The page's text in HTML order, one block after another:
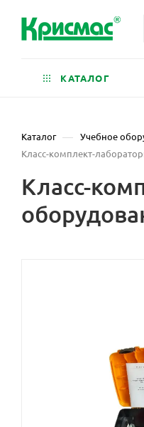
КАТАЛОГ
Каталог — Учебное
Класс-комплект-
Класс-